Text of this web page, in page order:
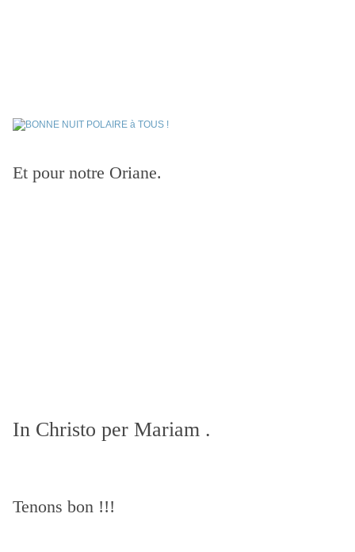
Et pour notre Oriane.
In Christo per Mariam .
Tenons bon !!!